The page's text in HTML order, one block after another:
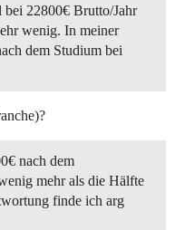
bei 22800€ Brutto/Jahr
wenig. In meiner
dem Studium bei
nach dem
mehr als die Hälfte
finde ich arg